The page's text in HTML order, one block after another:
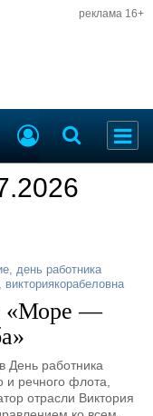
реклама 16+
, день работника
, викториякорабеловна
«Море —
День работника
и речного флота,
отрасли Виктория